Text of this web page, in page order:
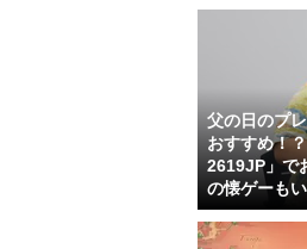
父の日のプ
おすすめ！
2619JP」で
の懐ゲーも